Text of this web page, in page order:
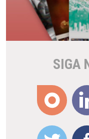
SIGA